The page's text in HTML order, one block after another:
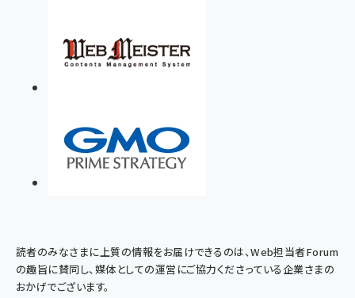
読者のみなさまに上質の情報をお届けできるのは、Web担当者Forum
の趣旨に賛同し、媒体としての運営にご協力くださっている企業さまの
おかげでございます。